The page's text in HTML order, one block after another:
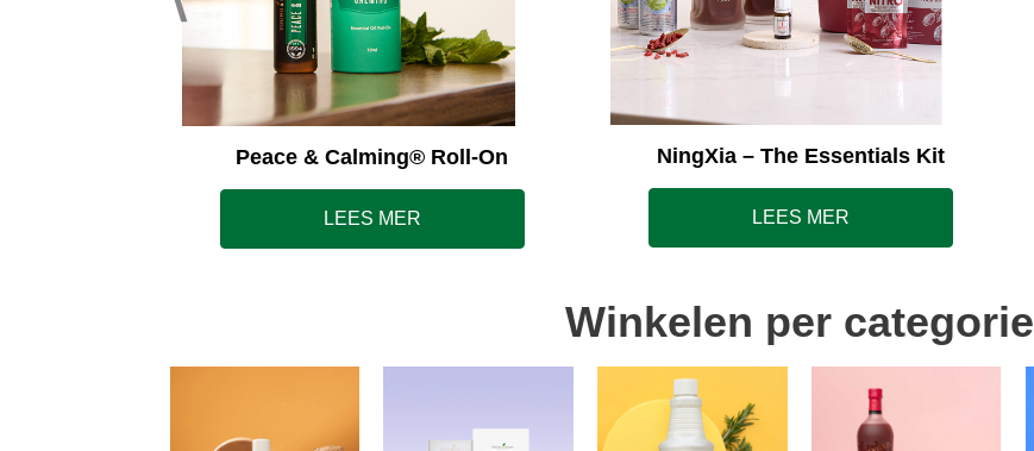
Peace & Calming® Roll-On
LEES MER
NingXia – The Essentials Kit
LEES MER
Winkelen per categorie